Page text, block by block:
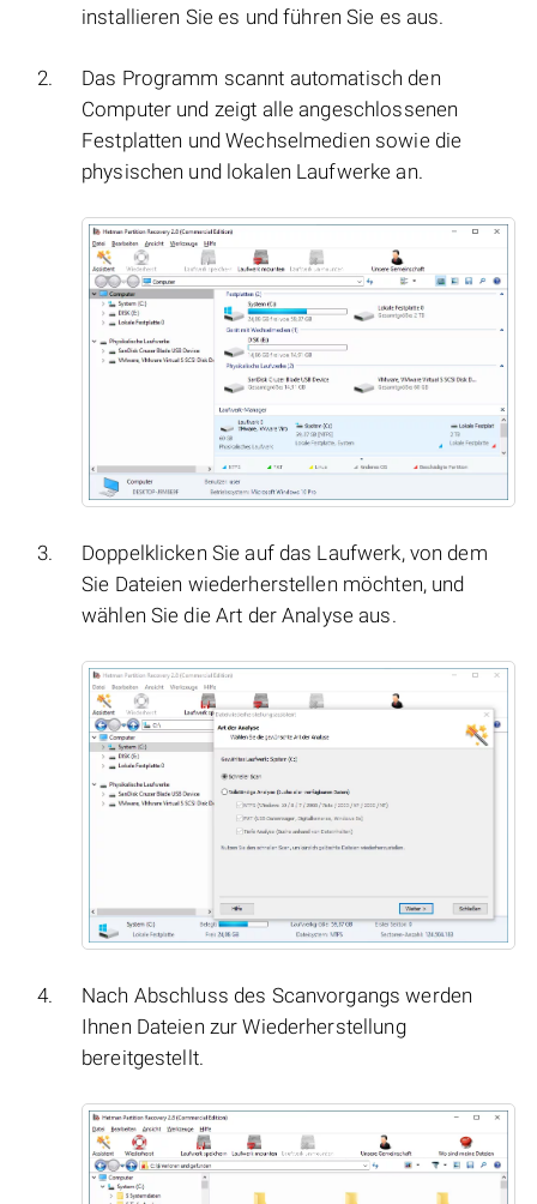
installieren Sie es und führen Sie es aus.
Das Programm scannt automatisch den
Computer und zeigt alle angeschlossenen
Festplatten und Wechselmedien sowie die
physischen und lokalen Laufwerke an.
Doppelklicken Sie auf das Laufwerk, von dem
Sie Dateien wiederherstellen möchten, und
wählen Sie die Art der Analyse aus.
Nach Abschluss des Scanvorgangs werden
Ihnen Dateien zur Wiederherstellung
bereitgestellt.